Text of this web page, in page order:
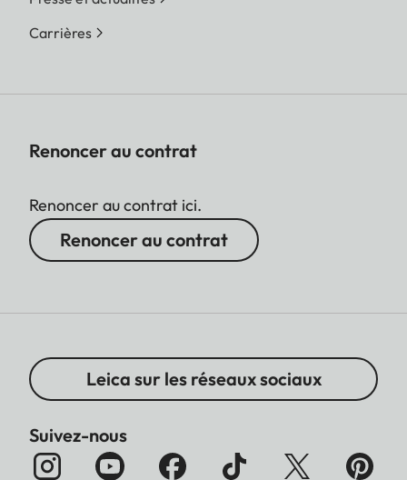
Carrières
Renoncer au contrat
Renoncer au contrat ici.
Renoncer au contrat
Leica sur les réseaux sociaux
Suivez-nous